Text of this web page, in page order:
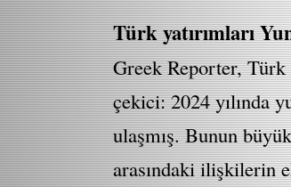
Türk yatırımları
Greek Reporter, Türk
çekici: 2024 yılında
ulaşmış. Bunun
arasındaki ilişkilerin